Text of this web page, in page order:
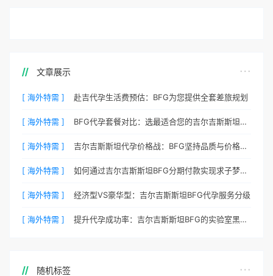
文章展示
[ 海外特需 ] 赴吉代孕生活费预估：BFG为您提供全套差旅规划
[ 海外特需 ] BFG代孕套餐对比：选最适合您的吉尔吉斯斯坦方案
[ 海外特需 ] 吉尔吉斯斯坦代孕价格战：BFG坚持品质与价格的平衡
[ 海外特需 ] 如何通过吉尔吉斯斯坦BFG分期付款实现求子梦想？
[ 海外特需 ] 经济型VS豪华型：吉尔吉斯斯坦BFG代孕服务分级
[ 海外特需 ] 提升代孕成功率：吉尔吉斯斯坦BFG的实验室黑科技
随机标签